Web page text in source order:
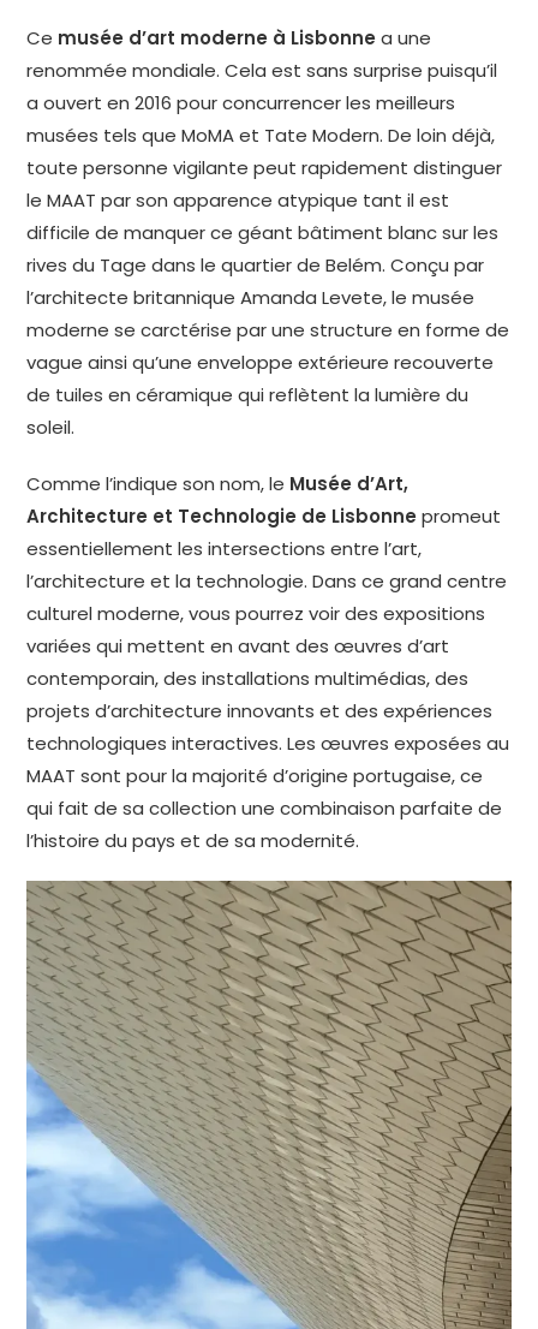
Ce musée d’art moderne à Lisbonne a une
renommée mondiale. Cela est sans surprise puisqu’il
a ouvert en 2016 pour concurrencer les meilleurs
musées tels que MoMA et Tate Modern. De loin déjà,
toute personne vigilante peut rapidement distinguer
le MAAT par son apparence atypique tant il est
difficile de manquer ce géant bâtiment blanc sur les
rives du Tage dans le quartier de Belém. Conçu par
l’architecte britannique Amanda Levete, le musée
moderne se carctérise par une structure en forme de
vague ainsi qu’une enveloppe extérieure recouverte
de tuiles en céramique qui reflètent la lumière du
soleil.
Comme l’indique son nom, le Musée d’Art,
Architecture et Technologie de Lisbonne promeut
essentiellement les intersections entre l’art,
l’architecture et la technologie. Dans ce grand centre
culturel moderne, vous pourrez voir des expositions
variées qui mettent en avant des œuvres d’art
contemporain, des installations multimédias, des
projets d’architecture innovants et des expériences
technologiques interactives. Les œuvres exposées au
MAAT sont pour la majorité d’origine portugaise, ce
qui fait de sa collection une combinaison parfaite de
l’histoire du pays et de sa modernité.